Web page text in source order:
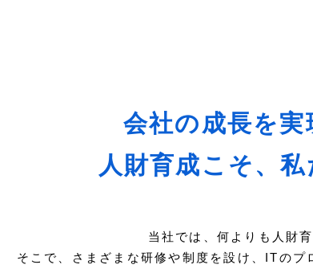
会社の成長を実
人財育成こそ、私
当社では、何よりも人財
そこで、さまざまな研修や制度を設け、ITのプ